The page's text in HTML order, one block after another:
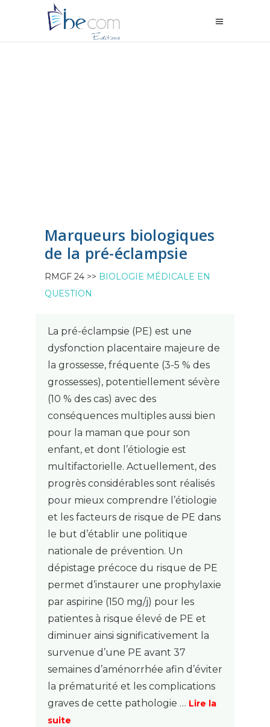
Marqueurs biologiques
de la pré-éclampsie
RMGF 24 >> BIOLOGIE MÉDICALE EN
QUESTION
La pré-éclampsie (PE) est une
dysfonction placentaire majeure de
la grossesse, fréquente (3-5 % des
grossesses), potentiellement sévère
(10 % des cas) avec des
conséquences multiples aussi bien
pour la maman que pour son
enfant, et dont l’étiologie est
multifactorielle. Actuellement, des
progrès considérables sont réalisés
pour mieux comprendre l’étiologie
et les facteurs de risque de PE dans
le but d’établir une politique
nationale de prévention. Un
dépistage précoce du risque de PE
permet d’instaurer une prophylaxie
par aspirine (150 mg/j) pour les
patientes à risque élevé de PE et
diminuer ainsi significativement la
survenue d’une PE avant 37
semaines d’aménorrhée afin d’éviter
la prématurité et les complications
graves de cette pathologie … Lire la
suite